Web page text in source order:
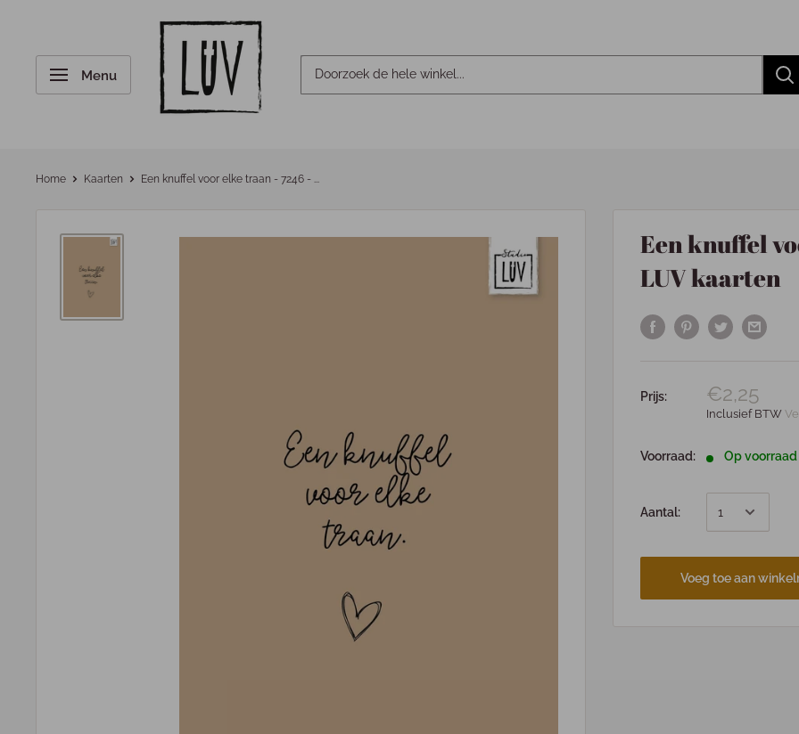
Menu
Home Kaarten Een knuffel voor elke traan - 7246 - ...
Een knuffel
LUV kaarten
Prijs: €2,25
Inclusief BTW
Voorraad: Op voorraad
Aantal:
Voeg toe aan